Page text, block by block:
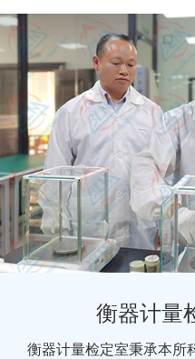
衡器计量
衡器计量检定室秉承本所科学